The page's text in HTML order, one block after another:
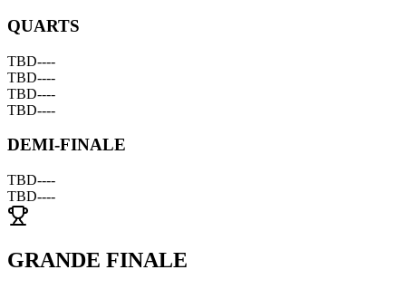
QUARTS
TBD----
TBD----
TBD----
TBD----
DEMI-FINALE
TBD----
TBD----
GRANDE FINALE